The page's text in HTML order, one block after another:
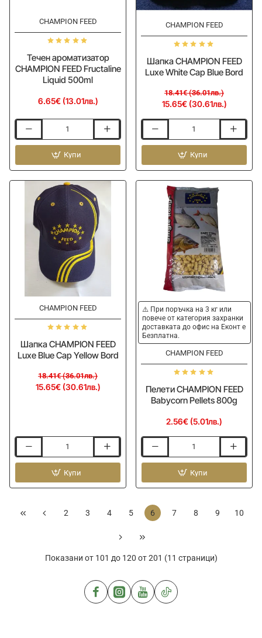
CHAMPION FEED
Течен ароматизатор
CHAMPION FEED Fructaline
Liquid 500ml
6.65€ (13.01лв.)
ароматизатор
CHAMPION
FEED
Fructaline
500ml
Купи
-15%
CHAMPION FEED
Шапка CHAMPION FEED
Luxe White Cap Blue Bord
15.65€ (30.61лв.)
18.41€ (36.01лв.)
CHAMPION
Luxe
White
Купи
-15%
CHAMPION FEED
Шапка CHAMPION FEED
Luxe Blue Cap Yellow Bord
15.65€ (30.61лв.)
18.41€ (36.01лв.)
CHAMPION
Luxe
Yellow
Купи
⚠️ При поръчка на 3 кг или
повече от категория захранки
доставката до офис на Еконт е
Безплатна.
CHAMPION FEED
Пелети CHAMPION FEED
Babycorn Pellets 800g
2.56€ (5.01лв.)
CHAMPION
Babycorn
800g
Купи
2 3 4 5 6 7 8 9 10
Показани от 101 до 120 от 201 (11 страници)